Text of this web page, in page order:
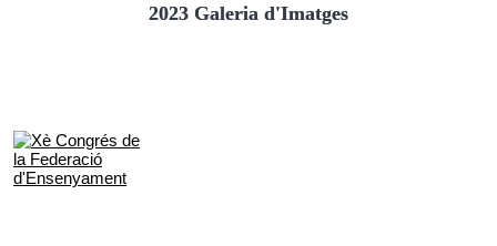
2023 Galeria d'Imatges